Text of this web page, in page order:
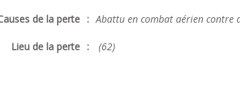
de la perte : Abattu en combat aérien contre
Lieu de la perte : (62)